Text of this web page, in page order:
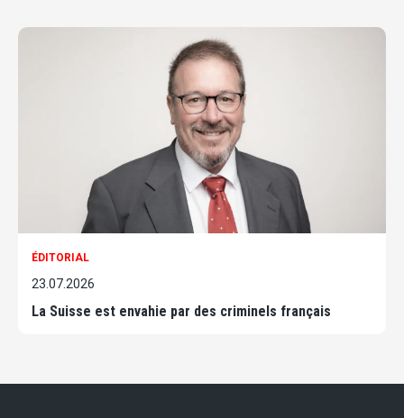
ÉDITORIAL
23.07.2026
La Suisse est envahie par des criminels français